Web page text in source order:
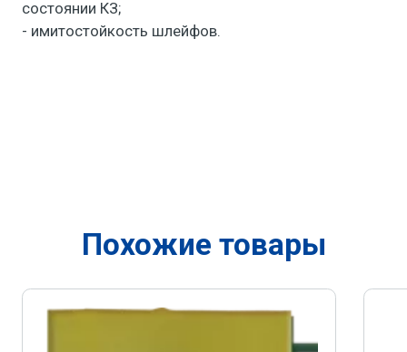
состоянии КЗ;
- имитостойкость шлейфов.
Похожие товары